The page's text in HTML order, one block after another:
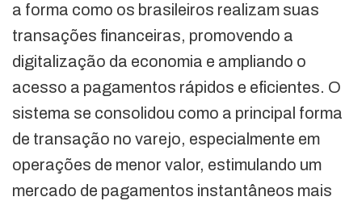
a forma como os brasileiros realizam suas
transações financeiras, promovendo a
digitalização da economia e ampliando o
acesso a pagamentos rápidos e eficientes. O
sistema se consolidou como a principal forma
de transação no varejo, especialmente em
operações de menor valor, estimulando um
mercado de pagamentos instantâneos mais